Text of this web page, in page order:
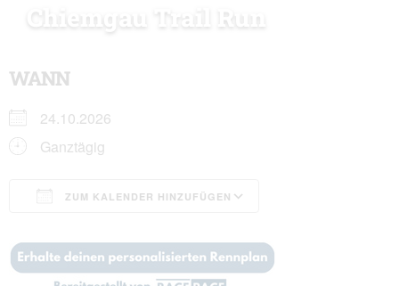
Chiemgau Trail Run
WANN
24.10.2026
Ganztägig
ZUM KALENDER HINZUFÜGEN